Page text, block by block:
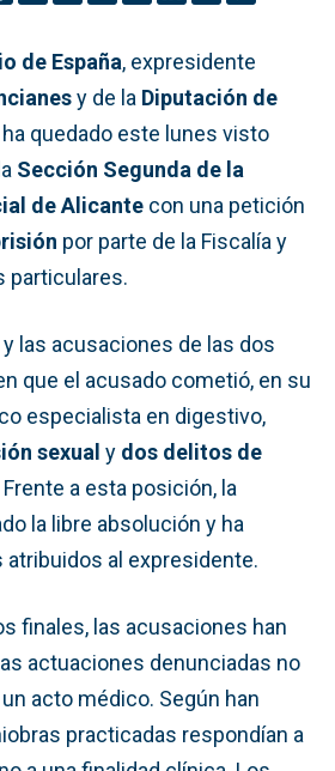
de España, expresidente
y de la Diputación de
ha quedado este lunes visto
Sección Segunda de la
de Alicante con una petición
por parte de la Fiscalía y
particulares.
las acusaciones de las dos
que el acusado cometió, en su
especialista en digestivo,
sexual y dos delitos de
Frente a esta posición, la
la libre absolución y ha
atribuidos al expresidente.
finales, las acusaciones han
actuaciones denunciadas no
acto médico. Según han
practicadas respondían a